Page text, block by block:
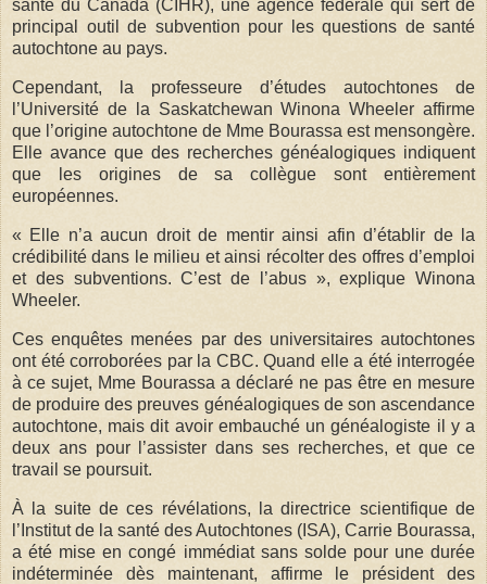
santé du Canada (CIHR), une agence fédérale qui sert de
principal outil de subvention pour les questions de santé
autochtone au pays.
Cependant, la professeure d’études autochtones de
l’Université de la Saskatchewan Winona Wheeler affirme
que l’origine autochtone de Mme Bourassa est mensongère.
Elle avance que des recherches généalogiques indiquent
que les origines de sa collègue sont entièrement
européennes.
« Elle n’a aucun droit de mentir ainsi afin d’établir de la
crédibilité dans le milieu et ainsi récolter des offres d’emploi
et des subventions. C’est de l’abus », explique Winona
Wheeler.
Ces enquêtes menées par des universitaires autochtones
ont été corroborées par la CBC. Quand elle a été interrogée
à ce sujet, Mme Bourassa a déclaré ne pas être en mesure
de produire des preuves généalogiques de son ascendance
autochtone, mais dit avoir embauché un généalogiste il y a
deux ans pour l’assister dans ses recherches, et que ce
travail se poursuit.
À la suite de ces révélations, la directrice scientifique de
l’Institut de la santé des Autochtones (ISA), Carrie Bourassa,
a été mise en congé immédiat sans solde pour une durée
indéterminée dès maintenant, affirme le président des